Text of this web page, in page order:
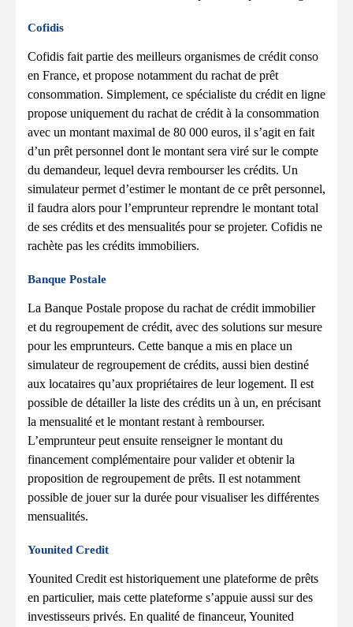
Cofidis
Cofidis fait partie des meilleurs organismes de crédit conso
en France, et propose notamment du rachat de prêt
consommation. Simplement, ce spécialiste du crédit en ligne
propose uniquement du rachat de crédit à la consommation
avec un montant maximal de 80 000 euros, il s’agit en fait
d’un prêt personnel dont le montant sera viré sur le compte
du demandeur, lequel devra rembourser les crédits. Un
simulateur permet d’estimer le montant de ce prêt personnel,
il faudra alors pour l’emprunteur reprendre le montant total
de ses crédits et des mensualités pour se projeter. Cofidis ne
rachète pas les crédits immobiliers.
Banque Postale
La Banque Postale propose du rachat de crédit immobilier
et du regroupement de crédit, avec des solutions sur mesure
pour les emprunteurs. Cette banque a mis en place un
simulateur de regroupement de crédits, aussi bien destiné
aux locataires qu’aux propriétaires de leur logement. Il est
possible de détailler la liste des crédits un à un, en précisant
la mensualité et le montant restant à rembourser.
L’emprunteur peut ensuite renseigner le montant du
financement complémentaire pour valider et obtenir la
proposition de regroupement de prêts. Il est notamment
possible de jouer sur la durée pour visualiser les différentes
mensualités.
Younited Credit
Younited Credit est historiquement une plateforme de prêts
en particulier, mais cette plateforme s’appuie aussi sur des
investisseurs privés. En qualité de financeur, Younited